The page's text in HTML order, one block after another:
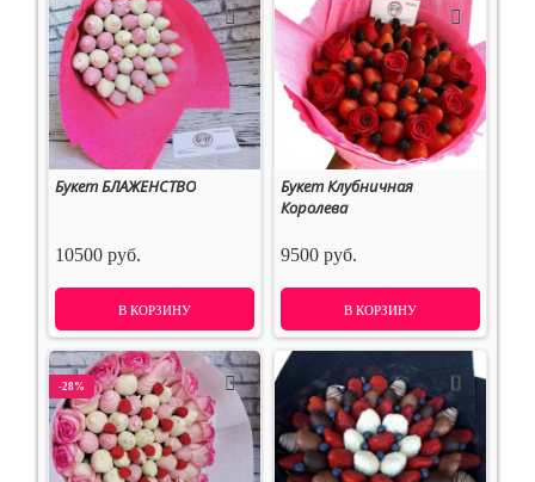
Букет БЛАЖЕНСТВО
10500 руб.
В КОРЗИНУ
Букет Клубничная
Королева
9500 руб.
В КОРЗИНУ
-28%